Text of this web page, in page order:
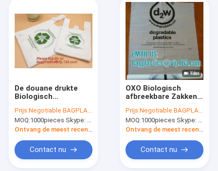
De douane drukte
Biologisch
Zakkenen13432
Maïszetmeel dat op
Broodje wordt
Prijs:Negotiable BAGPLASTICS@YAHOO.COM
MOQ:1000pieces Skype: mydearneil
Contact nu
OXO Biologisch
afbreekbare Zakken,
afbreekbare Plastic
Zakken, de
Vriendschappelijke
Zakken van de
Afvalverwijdering
Prijs:Negotiable BAGPLASTICS@YAHOO.COM
MOQ:1000pieces Skype: mydearneil
Contact nu